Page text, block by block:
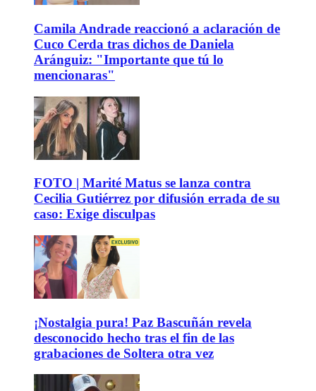
Camila Andrade reaccionó a aclaración de
Cuco Cerda tras dichos de Daniela
Aránguiz: "Importante que tú lo
mencionaras"
FOTO | Marité Matus se lanza contra
Cecilia Gutiérrez por difusión errada de su
caso: Exige disculpas
¡Nostalgia pura! Paz Bascuñán revela
desconocido hecho tras el fin de las
grabaciones de Soltera otra vez